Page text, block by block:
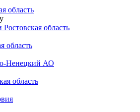
область
область
область
Ненецкий АО
область